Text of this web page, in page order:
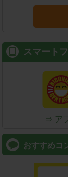
スマート
⇒ ア
おすすめコ